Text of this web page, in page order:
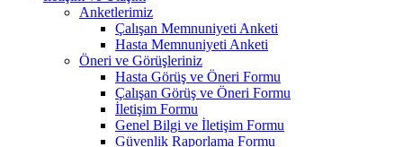
Anketlerimiz
Çalışan Memnuniyeti Anketi
Hasta Memnuniyeti Anketi
Öneri ve Görüşleriniz
Hasta Görüş ve Öneri Formu
Çalışan Görüş ve Öneri Formu
İletişim Formu
Genel Bilgi ve İletişim Formu
Güvenlik Raporlama Formu